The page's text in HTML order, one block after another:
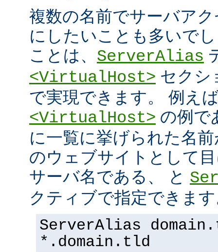
複数の名前でサーバア
にしたいことも多いで
ことは、 ServerAlias
<VirtualHost> セクシ
で実現できます。 例え
<VirtualHost> の例で
に一覧に挙げられた名
のウェブサイトとして
サーバ名である、 と
クティブで指定できま
ServerAlias
*.domain.tld